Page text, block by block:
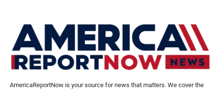
AmericaReportNow is your source for news that matters. We cover the